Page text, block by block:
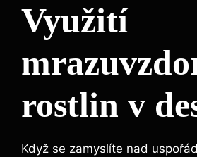
Využití
rostlin v
Když se zamyslíte nad